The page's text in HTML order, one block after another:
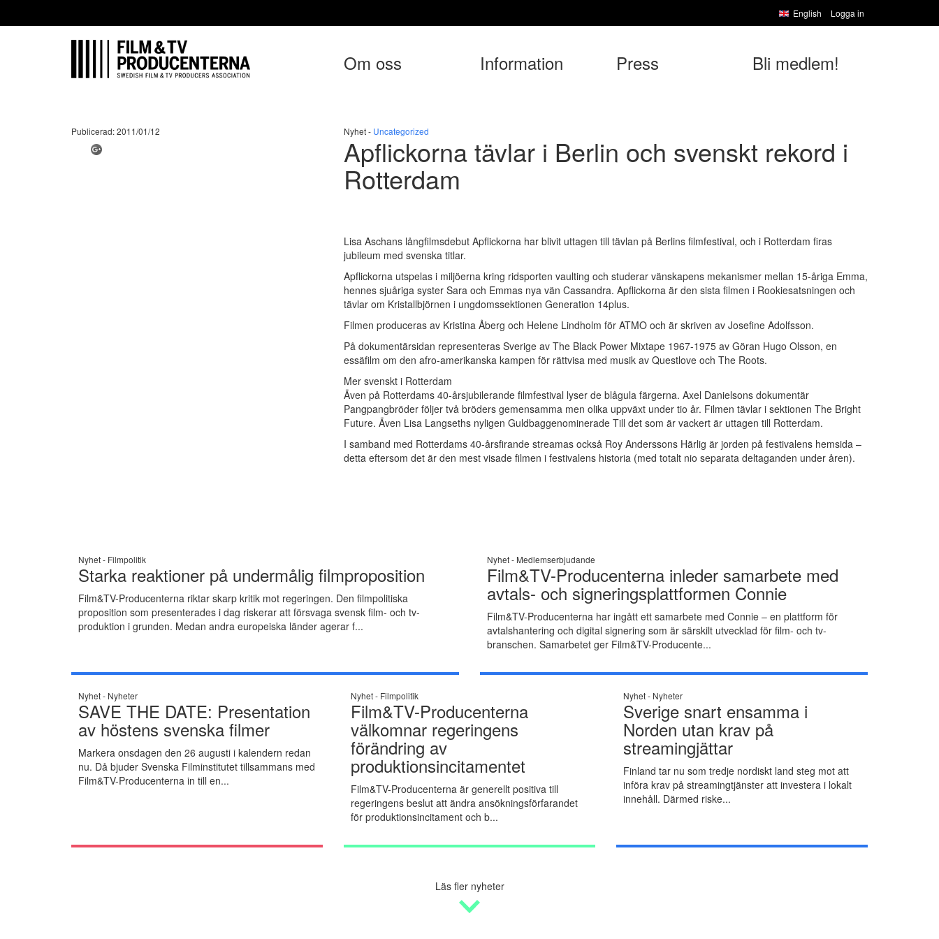
English Logga in
Om oss Information Press Bli medlem!
Publicerad: 2011/01/12 Nyhet - Uncategorized
Apflickorna tävlar i Berlin och svenskt rekord i
Rotterdam
Lisa Aschans långfilmsdebut Apflickorna har blivit uttagen till tävlan på Berlins filmfestival, och i Rotterdam firas
jubileum med svenska titlar.
Apflickorna utspelas i miljöerna kring ridsporten vaulting och studerar vänskapens mekanismer mellan 15-åriga Emma,
hennes sjuåriga syster Sara och Emmas nya vän Cassandra. Apflickorna är den sista filmen i Rookiesatsningen och
tävlar om Kristallbjörnen i ungdomssektionen Generation 14plus.
Filmen produceras av Kristina Åberg och Helene Lindholm för ATMO och är skriven av Josefine Adolfsson.
På dokumentärsidan representeras Sverige av The Black Power Mixtape 1967-1975 av Göran Hugo Olsson, en
essäfilm om den afro-amerikanska kampen för rättvisa med musik av Questlove och The Roots.
Mer svenskt i Rotterdam
Även på Rotterdams 40-årsjubilerande filmfestival lyser de blågula färgerna. Axel Danielsons dokumentär
Pangpangbröder följer två bröders gemensamma men olika uppväxt under tio år. Filmen tävlar i sektionen The Bright
Future. Även Lisa Langseths nyligen Guldbaggenominerade Till det som är vackert är uttagen till Rotterdam.
I samband med Rotterdams 40-årsfirande streamas också Roy Anderssons Härlig är jorden på festivalens hemsida –
detta eftersom det är den mest visade filmen i festivalens historia (med totalt nio separata deltaganden under åren).
Nyhet - Filmpolitik
Starka reaktioner på undermålig filmproposition
Film&TV-Producenterna riktar skarp kritik mot regeringen. Den filmpolitiska
proposition som presenterades i dag riskerar att försvaga svensk film- och tv-
produktion i grunden. Medan andra europeiska länder agerar f...
Nyhet - Medlemserbjudande
Film&TV-Producenterna inleder samarbete med
avtals- och signeringsplattformen Connie
Film&TV-Producenterna har ingått ett samarbete med Connie – en plattform för
avtalshantering och digital signering som är särskilt utvecklad för film- och tv-
branschen. Samarbetet ger Film&TV-Producente...
Nyhet - Nyheter
SAVE THE DATE: Presentation
av höstens svenska filmer
Markera onsdagen den 26 augusti i kalendern redan
nu. Då bjuder Svenska Filminstitutet tillsammans med
Film&TV-Producenterna in till en...
Nyhet - Filmpolitik
Film&TV-Producenterna
välkomnar regeringens
förändring av
produktionsincitamentet
Film&TV-Producenterna är generellt positiva till
regeringens beslut att ändra ansökningsförfarandet
för produktionsincitament och b...
Nyhet - Nyheter
Sverige snart ensamma i
Norden utan krav på
streamingjättar
Finland tar nu som tredje nordiskt land steg mot att
införa krav på streamingtjänster att investera i lokalt
innehåll. Därmed riske...
Läs fler nyheter